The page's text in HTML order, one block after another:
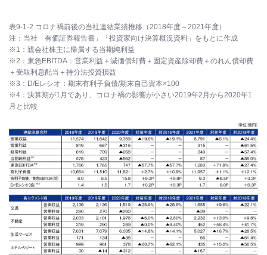
表9-1-2 コロナ禍前後の当社連結業績推移（2018年度～2021年度）
注：当社「有価証券報告書」「投資家向け決算概況資料」をもとに作成
※1：親会社株主に帰属する当期純利益
※2：東急EBITDA：営業利益＋減価償却費＋固定資産除却費＋のれん償却費
＋受取利息配当＋持分法投資損益
※3：D/Eレシオ：期末有利子負債/期末自己資本×100
※4：決算期が1月であり、コロナ禍の影響が小さい2019年2月から2020年1
月と比較